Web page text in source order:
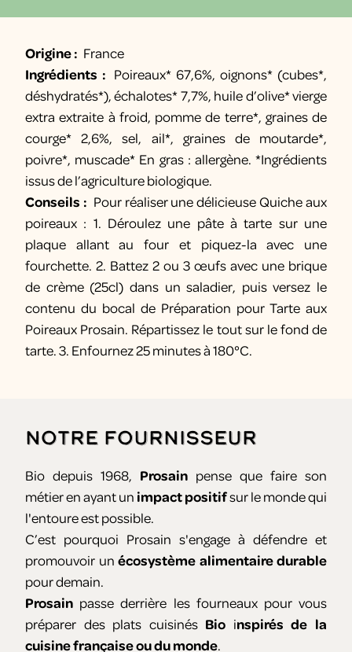
Origine : France
Ingrédients : Poireaux* 67,6%, oignons* (cubes*,
déshydratés*), échalotes* 7,7%, huile d’olive* vierge
extra extraite à froid, pomme de terre*, graines de
courge* 2,6%, sel, ail*, graines de moutarde*,
poivre*, muscade* En gras : allergène. *Ingrédients
issus de l’agriculture biologique.
Conseils : Pour réaliser une délicieuse Quiche aux
poireaux : 1. Déroulez une pâte à tarte sur une
plaque allant au four et piquez-la avec une
fourchette. 2. Battez 2 ou 3 œufs avec une brique
de crème (25cl) dans un saladier, puis versez le
contenu du bocal de Préparation pour Tarte aux
Poireaux Prosain. Répartissez le tout sur le fond de
tarte. 3. Enfournez 25 minutes à 180°C.
Notre fournisseur
Bio depuis 1968, Prosain pense que faire son
métier en ayant un impact positifsur le monde qui
l'entoure est possible.
C’est pourquoi Prosain s'engage à défendre et
promouvoir un écosystème alimentaire durable
pour demain.
Prosain passe derrière les fourneaux pour vous
préparer des plats cuisinés Bio inspirés de la
cuisine française ou du monde.